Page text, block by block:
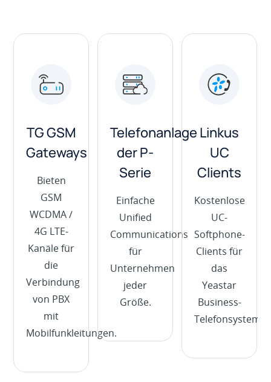
TG GSM
Gateways
Bieten
GSM
WCDMA /
4G LTE-
Kanäle für
die
Verbindung
von PBX
mit
Mobilfunkleitungen.
Telefonanlage
der P-
Serie
Einfache
Unified
Communications
für
Unternehmen
jeder
Größe.
Linkus
UC
Clients
Kostenlose
UC-
Softphone-
Clients für
das
Yeastar
Business-
Telefonsystem.